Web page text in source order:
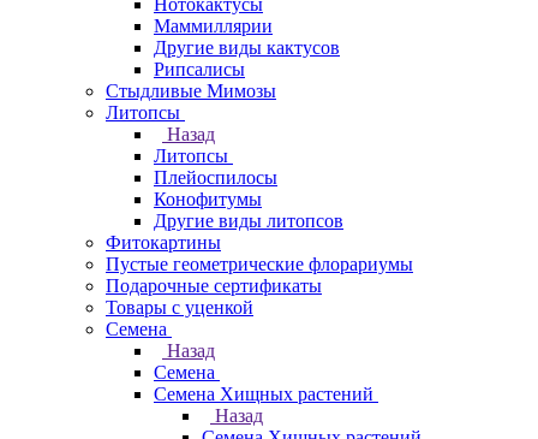
Нотокактусы
Маммиллярии
Другие виды кактусов
Рипсалисы
Стыдливые Мимозы
Литопсы
Назад
Литопсы
Плейоспилосы
Конофитумы
Другие виды литопсов
Фитокартины
Пустые геометрические флорариумы
Подарочные сертификаты
Товары с уценкой
Семена
Назад
Семена
Семена Хищных растений
Назад